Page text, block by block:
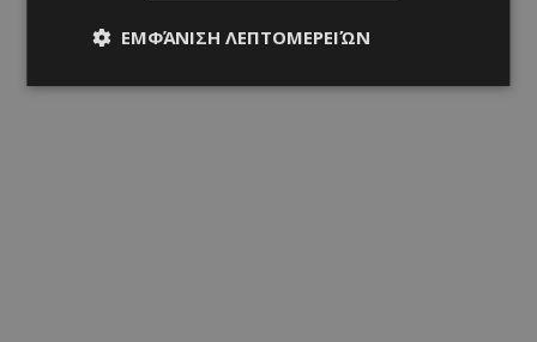
ΕΜΦΆΝΙΣΗ ΛΕΠΤΟΜΕΡΕΙΏΝ